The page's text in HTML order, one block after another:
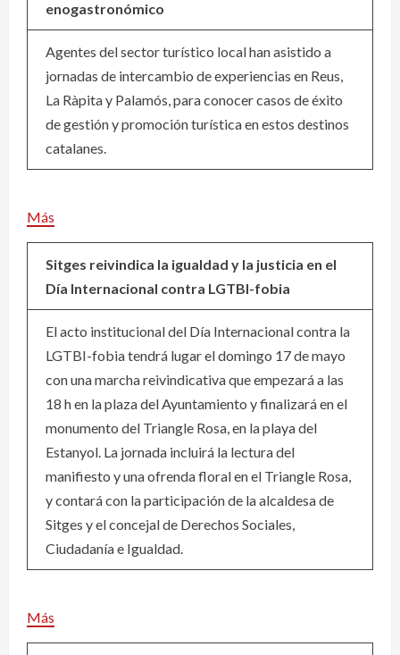
enogastronómico
Agentes del sector turístico local han asistido a
jornadas de intercambio de experiencias en Reus,
La Ràpita y Palamós, para conocer casos de éxito
de gestión y promoción turística en estos destinos
catalanes.
Más
Sitges reivindica la igualdad y la justicia en el
Día Internacional contra LGTBI-fobia
El acto institucional del Día Internacional contra la
LGTBI-fobia tendrá lugar el domingo 17 de mayo
con una marcha reivindicativa que empezará a las
18 h en la plaza del Ayuntamiento y finalizará en el
monumento del Triangle Rosa, en la playa del
Estanyol. La jornada incluirá la lectura del
manifiesto y una ofrenda floral en el Triangle Rosa,
y contará con la participación de la alcaldesa de
Sitges y el concejal de Derechos Sociales,
Ciudadanía e Igualdad.
Más